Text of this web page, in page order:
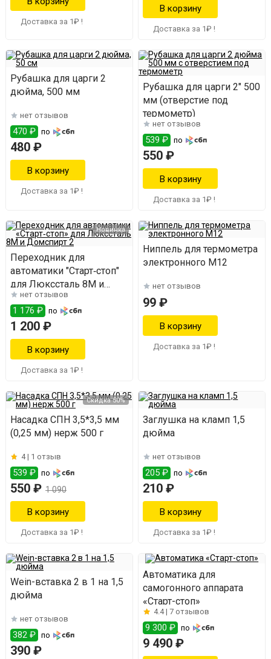
Доставка за 1₽ !
Доставка за 1₽ !
Рубашка для царги 2
дюйма, 500 мм
нет отзывов
470 ₽ по
480 ₽
Доставка за 1₽ !
Рубашка для царги 2" 500
мм (отверстие под
термометр)
нет отзывов
539 ₽ по
550 ₽
Доставка за 1₽ !
Новинка
Переходник для
автоматики "Старт‑стоп"
для Люкссталь 8М и
Домспирт 2
нет отзывов
1 176 ₽ по
1 200 ₽
Доставка за 1₽ !
Ниппель для термометра
электронного М12
нет отзывов
99 ₽
Доставка за 1₽ !
Скидка 50%
Насадка СПН 3,5*3,5 мм
(0,25 мм) нерж 500 г
4 | 1 отзыв
539 ₽ по
550 ₽ 1 090
Доставка за 1₽ !
Заглушка на кламп 1,5
дюйма
нет отзывов
205 ₽ по
210 ₽
Доставка за 1₽ !
Wein-вставка 2 в 1 на 1,5
дюйма
нет отзывов
382 ₽ по
390 ₽
Автоматика для
самогонного аппарата
«Старт-стоп»
4.4 |7 отзывов
9 300 ₽ по
9 490 ₽